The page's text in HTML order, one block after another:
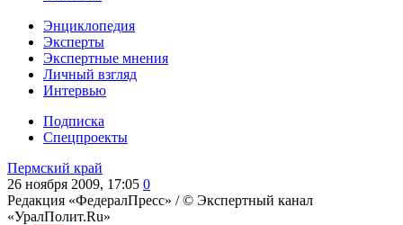
Энциклопедия
Эксперты
Экспертные мнения
Личный взгляд
Интервью
Подписка
Спецпроекты
Пермский край
26 ноября 2009, 17:05 0
Редакция «ФедералПресс» /© Экспертный канал
«УралПолит.Ru»